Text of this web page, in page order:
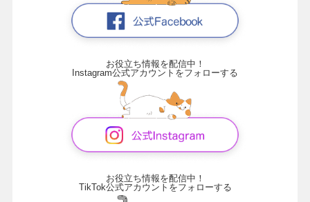
お役立ち情報を配信中！
Instagram公式アカウントをフォローする
お役立ち情報を配信中！
TikTok公式アカウントをフォローする